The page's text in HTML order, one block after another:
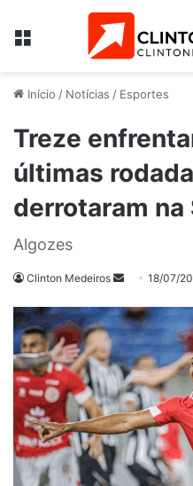
Menu
Início / Notícias / Esportes
Treze
últimas
derrotaram na
Algozes
Clinton Medeiros
Mande
e-
mail
18/07/